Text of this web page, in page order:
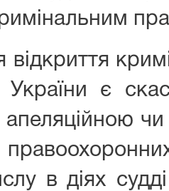
відкриття
є
апеляційною
в діях